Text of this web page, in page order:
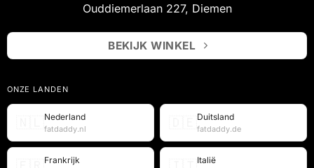
Ouddiemerlaan 227, Diemen
BEKIJK WINKEL
ONZE LANDEN
Nederland
fatdaddy.nl
Duitsland
fatdaddy.de
Frankrijk Italië